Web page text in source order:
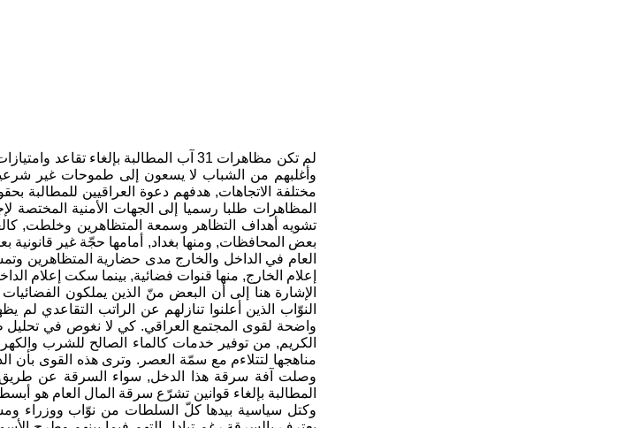
لم تكن مظاهرات 31 آب المطالبة
وأغلبهم من الشباب لا يسعون إلى طموحات غير
مختلفة الاتجاهات, هدفهم دعوة العراقيين للمطالبة
المظاهرات طلبا رسميا إلى الجهات الأمنية
تشويه أهداف التظاهر وسمعة المتظاهرين وخلطت,
بعض المحافظات, ومنها بغداد, أمامها حجّة غير
العام في الداخل والخارج مدى حضارية المتظاهرين
إعلام الخارج, منها قنوات فضائية, بينما سكت إعلام
الإشارة هنا إلى أن البعض منّ الذين يملكون
واضحة لقوى المجتمع العراقي. كي لا نغوص في تحليل
الكريم, من توفير خدمات كالماء الصالح للشرب
مناهجها لتتلاءم مع سمّة العصر. وترى هذه القوى بأن
وصلت آفة سرقة هذا الدخل, سواء السرقة عن طريق
المطالبة بإلغاء قوانين تشرّع سرقة المال العام هو
وكتل سياسية بيدها كلّ السلطات من نوّاب ووزراء